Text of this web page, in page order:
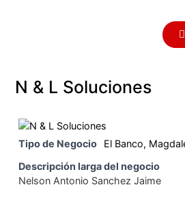
N & L Soluciones
Tipo de Negocio
El Banco,
Descripción larga del negocio
Nelson Antonio Sanchez Jaime